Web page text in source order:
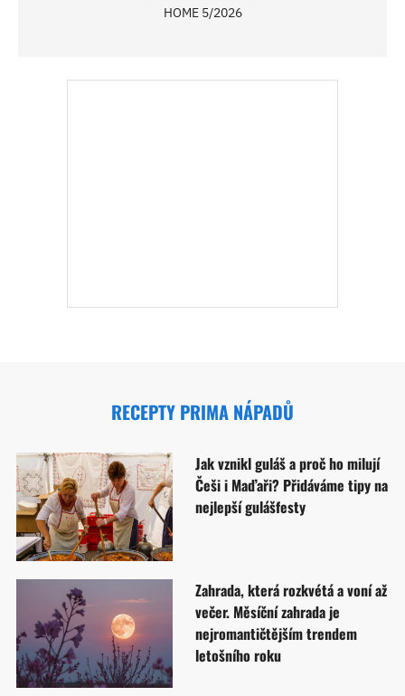
HOME 5/2026
RECEPTY PRIMA NÁPADŮ
Jak vznikl guláš a proč ho milují
Češi i Maďaři? Přidáváme tipy na
nejlepší gulášfesty
Zahrada, která rozkvétá a voní až
večer. Měsíční zahrada je
nejromantičtějším trendem
letošního roku